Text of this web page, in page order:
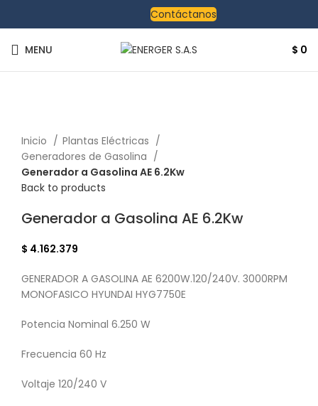
Contáctanos
MENU $ 0
Inicio
Plantas Eléctricas
Generadores de Gasolina
Generador a Gasolina AE 6.2Kw
Back to products
Generador a Gasolina AE 6.2Kw
$ 4.162.379
GENERADOR A GASOLINA AE 6200W.120/240V. 3000RPM
MONOFASICO HYUNDAI HYG7750E
Potencia Nominal 6.250 W
Frecuencia 60 Hz
Voltaje 120/240 V